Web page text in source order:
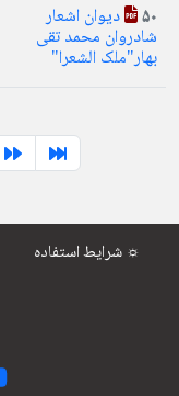
50 دیوان اشعار
شادروان محمد تقی
بهار"ملک الشعرا"
شرایط استفاده ☼